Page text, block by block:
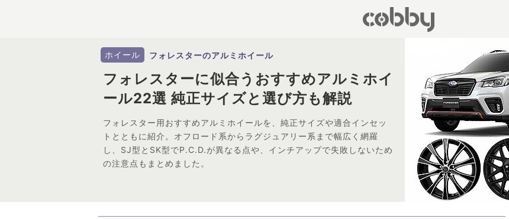
ホイール フォレスターのアルミホイール
フォレスターに似合うおすすめアルミホイ
ール22選 純正サイズと選び方も解説
フォレスター用おすすめアルミホイールを、純正サイズや適合インセッ
トとともに紹介。オフロード系からラグジュアリー系まで幅広く網羅
し、SJ型とSK型でP.C.D.が異なる点や、インチアップで失敗しないため
の注意点もまとめました。